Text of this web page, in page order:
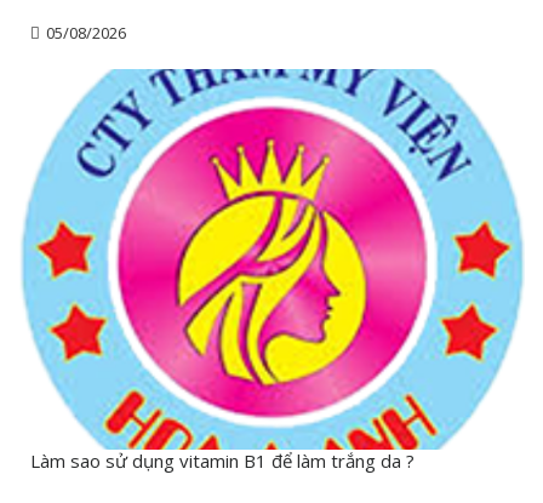
05/08/2026
Làm sao sử dụng vitamin B1 để làm trắng da ?